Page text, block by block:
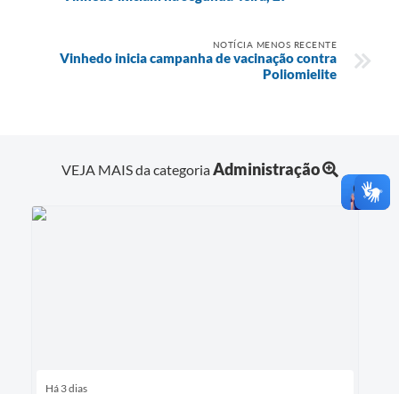
NOTÍCIA MENOS RECENTE
Vinhedo inicia campanha de vacinação contra
Poliomielite
VEJA MAIS da categoriaAdministração
Há 3 dias